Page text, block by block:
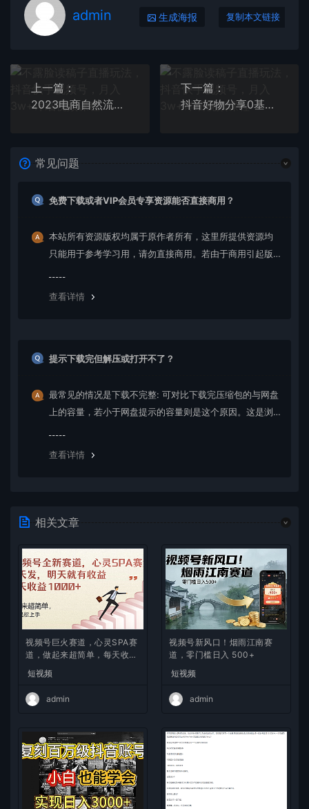
admin 生成海报 复制本文链接
上一篇：
2023电商自然流七天正价起号实战课：起的慢，但是稳，小白执行即可
下一篇：
抖音好物分享0基础30天-打卡特训营，抖音好物分享实操课程
常见问题
免费下载或者VIP会员专享资源能否直接商用？
本站所有资源版权均属于原作者所有，这里所提供资源均
只能用于参考学习用，请勿直接商用。若由于商用引起版
查看详情
提示下载完但解压或打开不了？
最常见的情况是下载不完整: 可对比下载完压缩包的与网盘
上的容量，若小于网盘提示的容量则是这个原因。这是浏
查看详情
相关文章
视频号巨火赛道，心灵SPA赛
道，做起来超简单，每天收益
800+
短视频
admin
视频号新风口！烟雨江南赛
道，零门槛日入 500+
短视频
admin